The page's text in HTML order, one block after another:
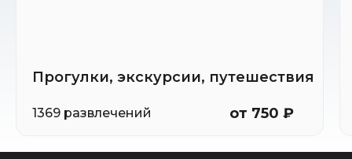
Прогулки, экскурсии, путешествия
1369 развлечений от 750 ₽